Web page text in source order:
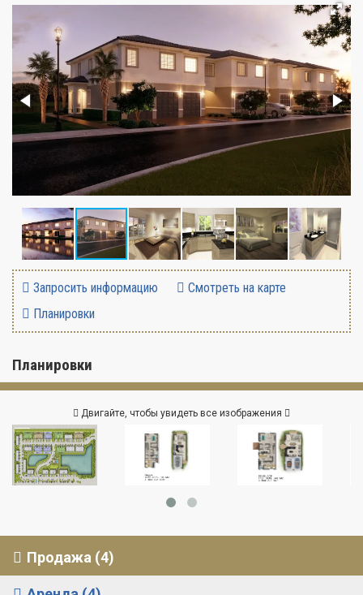
Запросить информацию
Смотреть на карте
Планировки
Планировки
Двигайте, чтобы увидеть все изображения
Продажа (4)